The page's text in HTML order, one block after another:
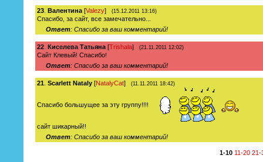
23 Валентина [Valezy] (15.12.2011 13:16)
Спасибо, за сайт, все замечательно...
Ответ: Спасибо за ваш комментарий!
22 Киселева Татьяна [Trishala] (21.11.2011 12:02)
Сайт Клевый! Спасибо!
Ответ: Спасибо за ваш комментарий!
21 Scarlett Nataly [NatalyCat] (11.11.2011 18:42)
Спасибо большущее за эту группу!!!!
сайт шикарный!!
Ответ: Спасибо за ваш комментарий!
1-10 11-20 21-